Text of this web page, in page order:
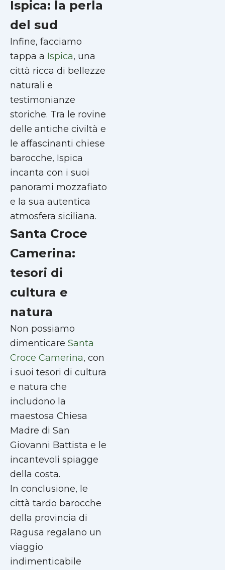
Ispica: la perla
del sud
Infine, facciamo
tappa a Ispica, una
città ricca di bellezze
naturali e
testimonianze
storiche. Tra le rovine
delle antiche civiltà e
le affascinanti chiese
barocche, Ispica
incanta con i suoi
panorami mozzafiato
e la sua autentica
atmosfera siciliana.
Santa Croce
Camerina:
tesori di
cultura e
natura
Non possiamo
dimenticare Santa
Croce Camerina, con
i suoi tesori di cultura
e natura che
includono la
maestosa Chiesa
Madre di San
Giovanni Battista e le
incantevoli spiagge
della costa.
In conclusione, le
città tardo barocche
della provincia di
Ragusa regalano un
viaggio
indimenticabile